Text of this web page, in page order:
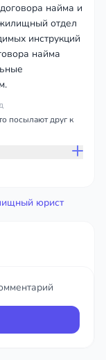
найма и
отдел
инструкций
найма
посылают друг к
юрист